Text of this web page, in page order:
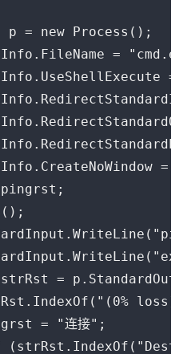
p = new Process();
=
=
=
=
= "连接";